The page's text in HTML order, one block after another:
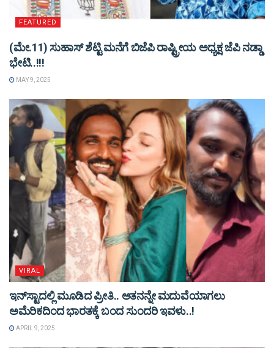
FEATURED
(ಮೇ.11) ಸುಹಾಸ್ ಶೆಟ್ಟಿ ಮನೆಗೆ ಬಿಜೆಪಿ ರಾಷ್ಟ್ರೀಯ ಅಧ್ಯಕ್ಷ ಜೆಪಿ ನಡ್ಡಾ
ಭೇಟಿ..!!!
MAY 9, 2025
VIRAL
ಇನ್​ಸ್ಟಾದಲ್ಲಿ ಮೂಡಿದ ಪ್ರೀತಿ.. ಆತನನ್ನೇ ಮದುವೆಯಾಗಲು
ಅಮೆರಿಕದಿಂದ ಭಾರತಕ್ಕೆ ಬಂದ ಸುಂದರಿ ಇವಳು..!
APRIL 9, 2025